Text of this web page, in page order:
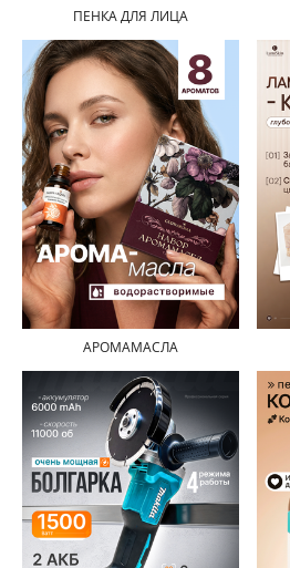
ПЕНКА ДЛЯ ЛИЦА
АРОМАМАСЛА